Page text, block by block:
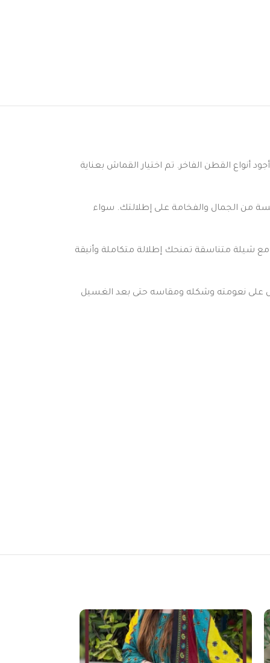
أنواع القطن الفاخر. تم اختيار القماش بعناية
من الجمال والفخامة على إطلالتك. سواء
شيلة متناسقة تمنحك إطلالة متكاملة وأنيقة
على نعومته وشكله ومقاسه حتى بعد الغسيل